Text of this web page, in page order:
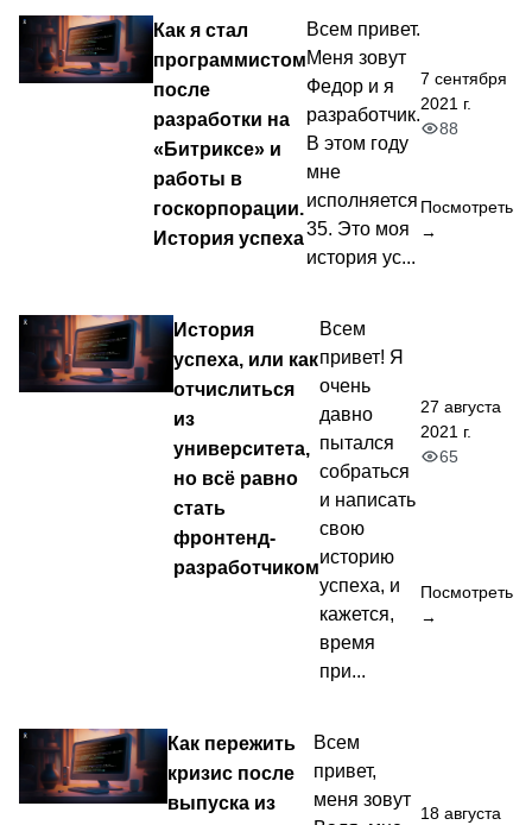
Как я стал
программистом
после
разработки на
«Битриксе» и
работы в
госкорпорации.
История успеха
Всем привет.
Меня зовут
Федор и я
разработчик.
В этом году
мне
исполняется
35. Это моя
история ус...
7 сентября
2021 г.
88
Посмотреть
→
История
успеха, или как
отчислиться
из
университета,
но всё равно
стать
фронтенд-
разработчиком
Всем
привет! Я
очень
давно
пытался
собраться
и написать
свою
историю
успеха, и
кажется,
время
при...
27 августа
2021 г.
65
Посмотреть
→
Как пережить
кризис после
выпуска из
Всем
привет,
меня зовут
18 августа